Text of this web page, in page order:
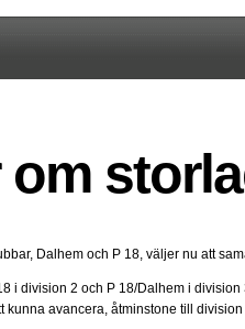
om
Dalhem och P 18, väljer nu att
i division 2 och P 18/Dalhem i division
kunna avancera, åtminstone till